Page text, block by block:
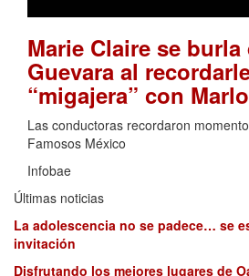
Marie Claire se burla
Guevara al
“migajera” con
Las conductoras recordaron
Famosos México
Infobae
Últimas noticias
La adolescencia no se padece… se
invitación
Disfrutando los mejores lugares de